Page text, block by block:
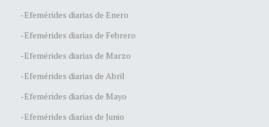
-Efemérides diarias de Enero
-Efemérides diarias de Febrero
-Efemérides diarias de Marzo
-Efemérides diarias de Abril
-Efemérides diarias de Mayo
-Efemérides diarias de Junio